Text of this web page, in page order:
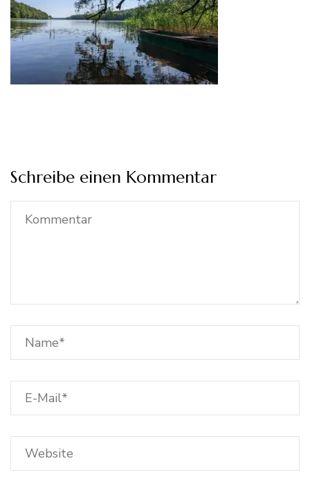
Schreibe einen Kommentar